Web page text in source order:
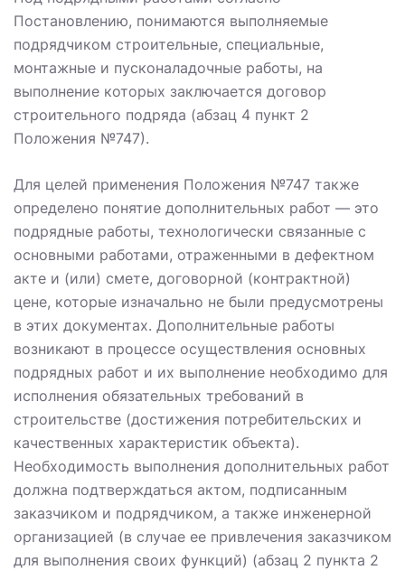
Постановлению, понимаются выполняемые
подрядчиком строительные, специальные,
монтажные и пусконаладочные работы, на
выполнение которых заключается договор
строительного подряда (абзац 4 пункт 2
Положения №747).
Для целей применения Положения №747 также
определено понятие дополнительных работ — это
подрядные работы, технологически связанные с
основными работами, отраженными в дефектном
акте и (или) смете, договорной (контрактной)
цене, которые изначально не были предусмотрены
в этих документах. Дополнительные работы
возникают в процессе осуществления основных
подрядных работ и их выполнение необходимо для
исполнения обязательных требований в
строительстве (достижения потребительских и
качественных характеристик объекта).
Необходимость выполнения дополнительных работ
должна подтверждаться актом, подписанным
заказчиком и подрядчиком, а также инженерной
организацией (в случае ее привлечения заказчиком
для выполнения своих функций) (абзац 2 пункта 2